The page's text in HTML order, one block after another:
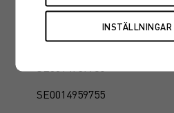
SE0014782173
SE0014782207
SE0014959755